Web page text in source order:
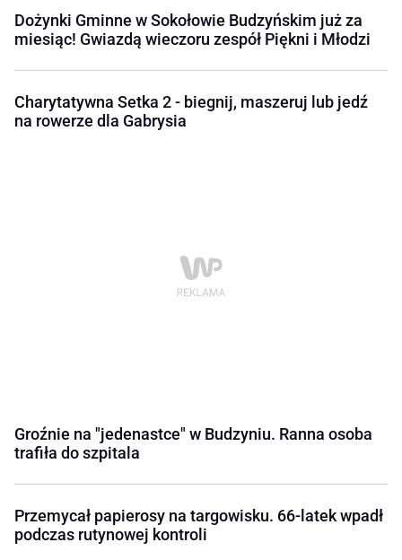
Dożynki Gminne w Sokołowie Budzyńskim już za
miesiąc! Gwiazdą wieczoru zespół Piękni i Młodzi
Charytatywna Setka 2 - biegnij, maszeruj lub jedź
na rowerze dla Gabrysia
Groźnie na "jedenastce" w Budzyniu. Ranna osoba
trafiła do szpitala
Przemycał papierosy na targowisku. 66-latek wpadł
podczas rutynowej kontroli